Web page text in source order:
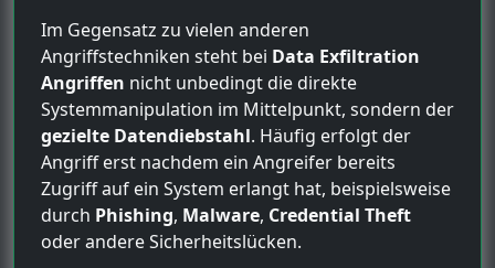
Im Gegensatz zu vielen anderen
Angriffstechniken steht bei Data Exfiltration
Angriffen nicht unbedingt die direkte
Systemmanipulation im Mittelpunkt, sondern der
gezielte Datendiebstahl. Häufig erfolgt der
Angriff erst nachdem ein Angreifer bereits
Zugriff auf ein System erlangt hat, beispielsweise
durch Phishing, Malware, Credential Theft
oder andere Sicherheitslücken.